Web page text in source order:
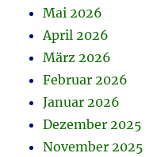
Mai 2026
April 2026
März 2026
Februar 2026
Januar 2026
Dezember 2025
November 2025